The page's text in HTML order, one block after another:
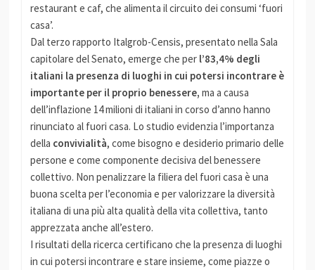
restaurant e caf, che alimenta il circuito dei consumi ‘fuori
casa’.
Dal terzo rapporto Italgrob-Censis, presentato nella Sala
capitolare del Senato, emerge che per l’83,4% degli
italiani la presenza di luoghi in cui potersi incontrare è
importante per il proprio benessere, ma a causa
dell’inflazione 14 milioni di italiani in corso d’anno hanno
rinunciato al fuori casa. Lo studio evidenzia l’importanza
della convivialità, come bisogno e desiderio primario delle
persone e come componente decisiva del benessere
collettivo. Non penalizzare la filiera del fuori casa è una
buona scelta per l’economia e per valorizzare la diversità
italiana di una più alta qualità della vita collettiva, tanto
apprezzata anche all’estero.
I risultati della ricerca certificano che la presenza di luoghi
in cui potersi incontrare e stare insieme, come piazze o